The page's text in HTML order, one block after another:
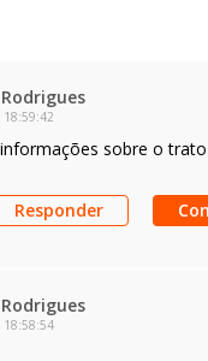
18:59:42
sobre o
Responder
18:58:54